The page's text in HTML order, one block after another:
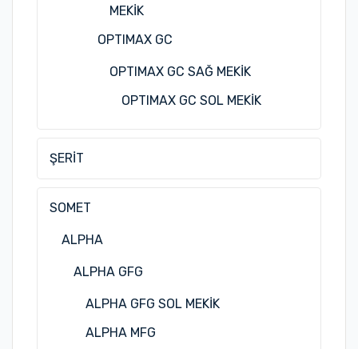
MEKİK
OPTIMAX GC
OPTIMAX GC SAĞ MEKİK
OPTIMAX GC SOL MEKİK
ŞERİT
SOMET
ALPHA
ALPHA GFG
ALPHA GFG SOL MEKİK
ALPHA MFG